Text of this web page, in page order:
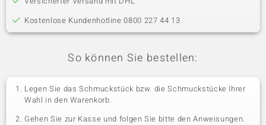
Kostenlose Kundenhotline 0800 227 44 13
So können Sie bestellen:
Legen Sie das Schmuckstück bzw. die Schmuckstücke Ihrer
Wahl in den Warenkorb.
Gehen Sie zur Kasse und folgen Sie bitte den Anweisungen.